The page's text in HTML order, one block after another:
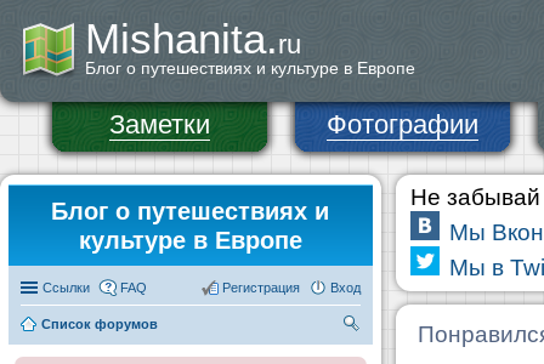
Mishanita.ru
Блог о путешествиях и культуре в Европе
Заметки Фотографии
Блог о путешествиях и
культуре в Европе
Ссылки FAQ Вход
Регистрация
Список форумов
Не забывай
Мы
Мы в